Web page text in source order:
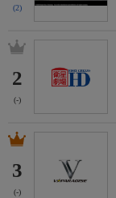
(2)
2
(-)
3
(-)